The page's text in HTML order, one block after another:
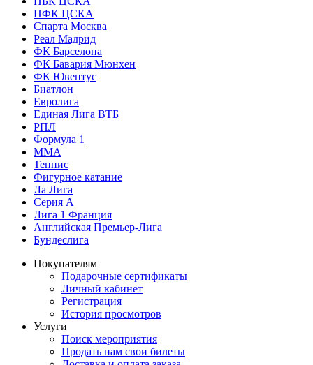
ПФК ЦСКА
Спарта Москва
Реал Мадрид
ФК Барселона
ФК Бавария Мюнхен
ФК Ювентус
Биатлон
Евролига
Единая Лига ВТБ
РПЛ
Формула 1
MMA
Теннис
Фигурное катание
Ла Лига
Серия А
Лига 1 Франция
Английская Премьер-Лига
Бундеслига
Покупателям
Подарочные сертификаты
Личный кабинет
Регистрация
История просмотров
Услуги
Поиск мероприятия
Продать нам свои билеты